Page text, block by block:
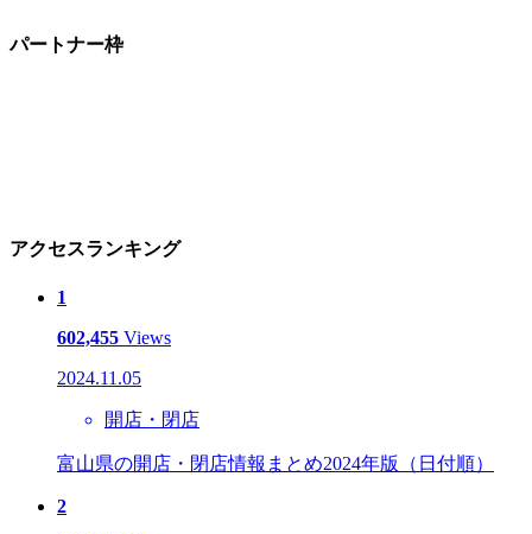
パートナー枠
アクセスランキング
1
602,455 Views
2024.11.05
開店・閉店
富山県の開店・閉店情報まとめ2024年版（日付順）
2